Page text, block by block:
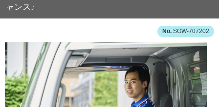
ャンス♪
SGW-707202